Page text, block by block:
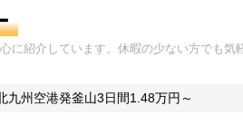
に紹介しています。休暇の少ない方でも気
九州空港発釜山3日間1.48万円～